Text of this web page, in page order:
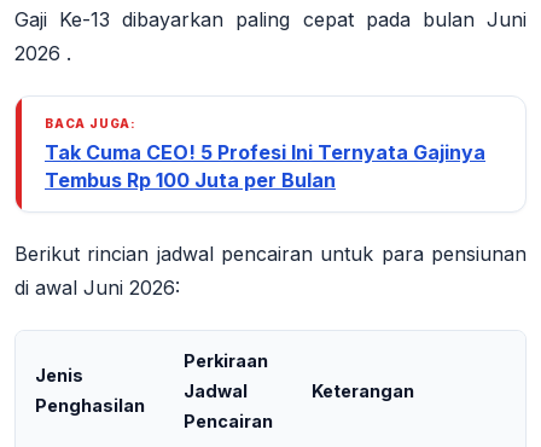
Gaji Ke-13 dibayarkan paling cepat pada bulan Juni
2026 .
BACA JUGA:
Tak Cuma CEO! 5 Profesi Ini Ternyata Gajinya
Tembus Rp 100 Juta per Bulan
Berikut rincian jadwal pencairan untuk para pensiunan
di awal Juni 2026:
Jenis
Penghasilan
Perkiraan
Jadwal
Pencairan
Keterangan